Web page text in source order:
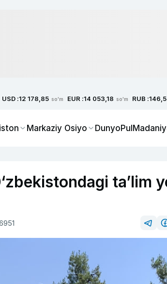
USD :12 178,85 so'm EUR :14 053,18 so'm RUB :
Markaziy Osiyo DunyoPul
ta’lim